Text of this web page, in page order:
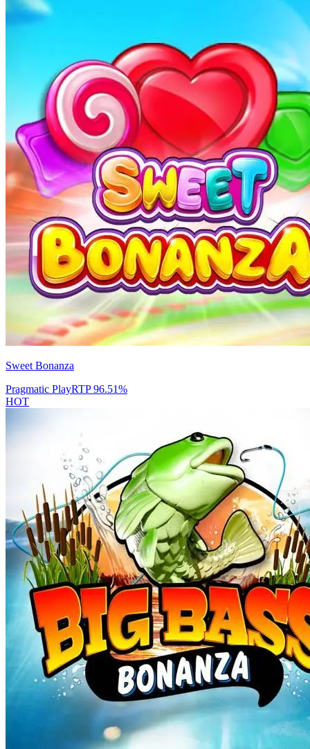
Sweet Bonanza
Pragmatic PlayRTP96.51%
HOT